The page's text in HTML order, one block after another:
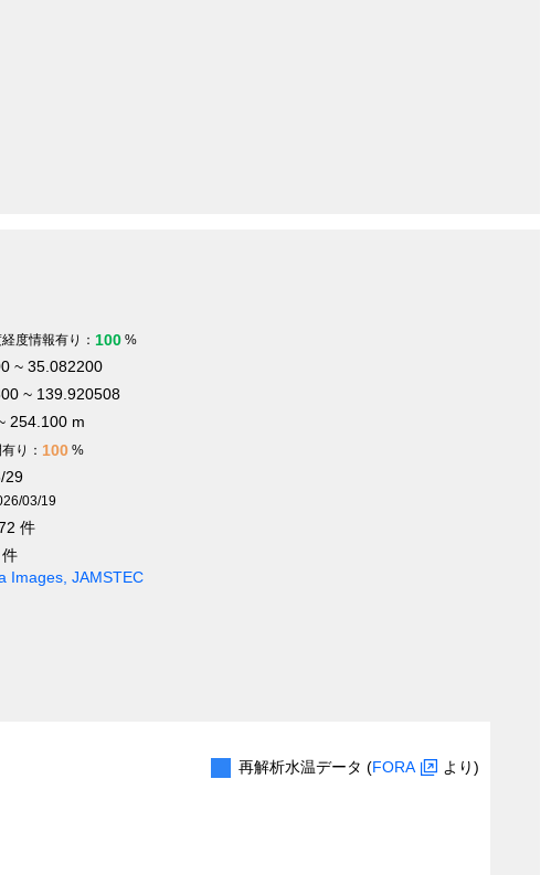
度情報有り： 100 %
~ 35.082200
~ 139.920508
254.100 m
り： 100 %
29
03/19
件
Images, JAMSTEC
再解析水温データ (FORA より)